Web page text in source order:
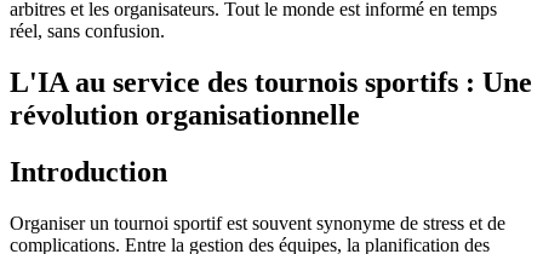
arbitres et les organisateurs. Tout le monde est informé en temps
réel, sans confusion.
L'IA au service des tournois sportifs : Une
révolution organisationnelle
Introduction
Organiser un tournoi sportif est souvent synonyme de stress et de
complications. Entre la gestion des équipes, la planification des